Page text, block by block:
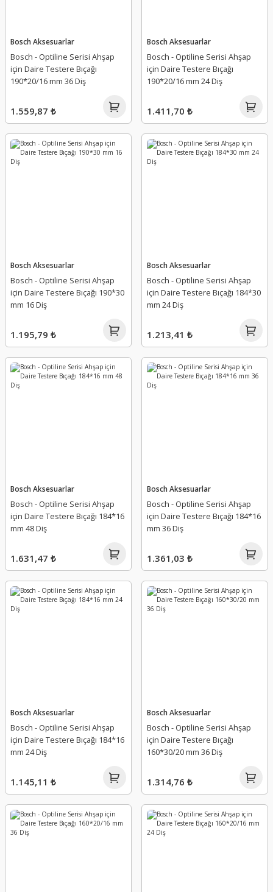
Bosch Aksesuarlar
Bosch - Optiline Serisi Ahşap
için Daire Testere Bıçağı
190*20/16 mm 36 Diş
1.559,87 ₺
Bosch Aksesuarlar
Bosch - Optiline Serisi Ahşap
için Daire Testere Bıçağı
190*20/16 mm 24 Diş
1.411,70 ₺
Bosch Aksesuarlar
Bosch - Optiline Serisi Ahşap
için Daire Testere Bıçağı 190*30
mm 16 Diş
1.195,79 ₺
Bosch Aksesuarlar
Bosch - Optiline Serisi Ahşap
için Daire Testere Bıçağı 184*30
mm 24 Diş
1.213,41 ₺
Bosch Aksesuarlar
Bosch - Optiline Serisi Ahşap
için Daire Testere Bıçağı 184*16
mm 48 Diş
1.631,47 ₺
Bosch Aksesuarlar
Bosch - Optiline Serisi Ahşap
için Daire Testere Bıçağı 184*16
mm 36 Diş
1.361,03 ₺
Bosch Aksesuarlar
Bosch - Optiline Serisi Ahşap
için Daire Testere Bıçağı 184*16
mm 24 Diş
1.145,11 ₺
Bosch Aksesuarlar
Bosch - Optiline Serisi Ahşap
için Daire Testere Bıçağı
160*30/20 mm 36 Diş
1.314,76 ₺